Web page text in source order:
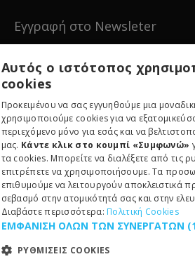
Εγγραφή στο Newsleter
Εγγραφείτε για νέα και ειδικές
Εγγραφείτε
Αυτός ο ιστότοπος
cookies
Προκειμένου να σας εγγυηθούμε μια
χρησιμοποιούμε cookies για να
περιεχόμενο μόνο για εσάς και να
μας. Κάντε κλικ στο κουμπί «Συμφωνώ»
τα cookies. Μπορείτε να διαλέξετε από τις
επιτρέπετε να χρησιμοποιήσουμε. Τα
επιθυμούμε να λειτουργούν αποκλειστικά
σεβασμό στην ατομικότητά σας και στην
Διαβάστε περισσότερα: Πολιτική Cookies
ΕΜΦΑΝΙΣΗ ΟΛΩΝ ΤΩΝ ΣΥΝΕΡΓΑΤΩΝ
ΡΥΘΜΙΣΕΙΣ COOKIES